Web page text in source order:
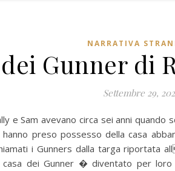
NARRATIVA
Gunner di
Settembre 29,
e Sam avevano circa sei anni
preso possesso della casa
i Gunners dalla targa riportata
dei Gunner � diventato per